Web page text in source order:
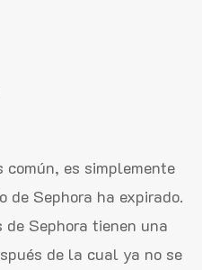
es simplemente
de Sephora ha expirado.
de Sephora tienen una
de la cual ya no se